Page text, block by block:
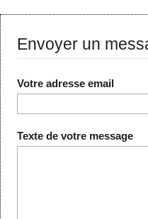
Envoyer un
Votre adresse email
Texte de votre message